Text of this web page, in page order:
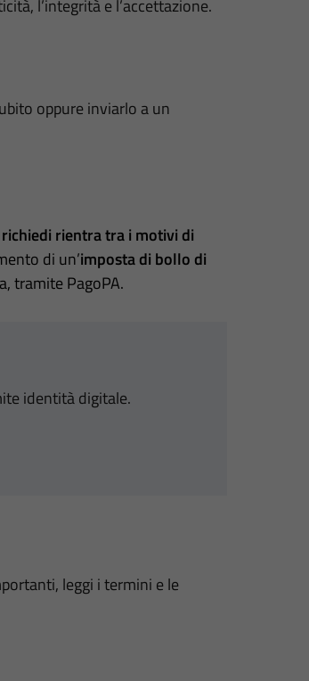
l’integrità e l’accettazione.
oppure inviarlo a un
rientra tra i motivi di
di un’imposta di bollo di
tramite PagoPA.
identità digitale.
leggi i termini e le